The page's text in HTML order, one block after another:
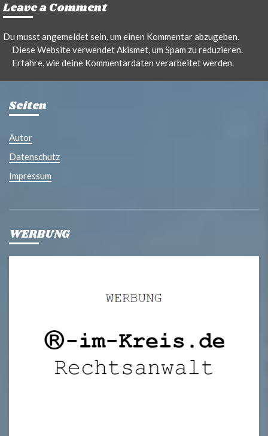
Leave a Comment
Du musstangemeldetsein, um einen Kommentar abzugeben.
Diese Website verwendet Akismet, um Spam zu reduzieren.
Erfahre, wie deine Kommentardaten verarbeitet werden.
Seiten
Autor
Datenschutz
Impressum
WERBUNG